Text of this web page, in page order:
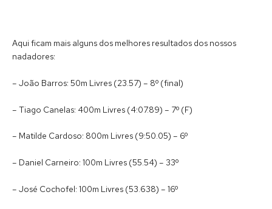
Aqui ficam mais alguns dos melhores resultados dos nossos
nadadores:
– João Barros: 50m Livres (23.57) – 8º (final)
– Tiago Canelas: 400m Livres (4:07.89) – 7º (F)
– Matilde Cardoso: 800m Livres (9:50.05) – 6º
– Daniel Carneiro: 100m Livres (55.54) – 33º
– José Cochofel: 100m Livres (53.638) – 16º